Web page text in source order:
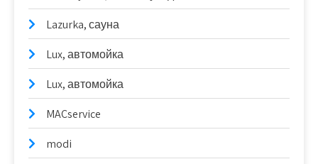
Lazurka, сауна
Lux, автомойка
Lux, автомойка
MACservice
modi